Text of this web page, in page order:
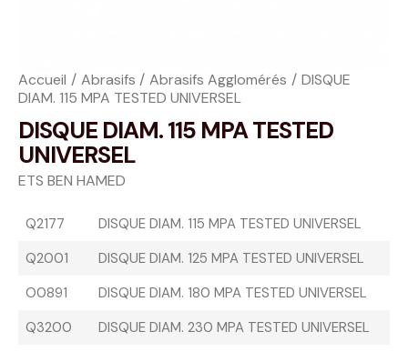
Accueil Abrasifs Abrasifs Agglomérés
DISQUE
DIAM. 115 MPA TESTED UNIVERSEL
DISQUE DIAM. 115 MPA TESTED
UNIVERSEL
ETS BEN HAMED
Q2177
DISQUE DIAM. 115 MPA TESTED UNIVERSEL
Q2001
DISQUE DIAM. 125 MPA TESTED UNIVERSEL
O0891
DISQUE DIAM. 180 MPA TESTED UNIVERSEL
Q3200
DISQUE DIAM. 230 MPA TESTED UNIVERSEL